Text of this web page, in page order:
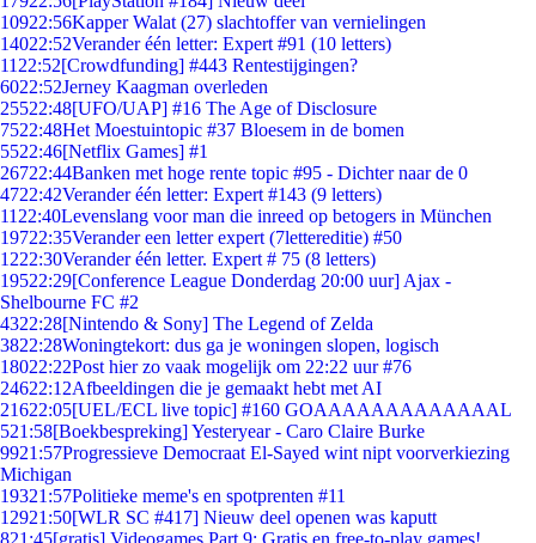
10922:56Kapper Walat (27) slachtoffer van vernielingen
14022:52Verander één letter: Expert #91 (10 letters)
11 22:52[Crowdfunding] #443 Rentestijgingen?
6022:52Jerney Kaagman overleden
25522:48[UFO/UAP] #16 The Age of Disclosure
7522:48Het Moestuintopic #37 Bloesem in de bomen
5522:46[Netflix Games] #1
26722:44Banken met hoge rente topic #95 - Dichter naar de 0
4722:42Verander één letter: Expert #143 (9 letters)
11 22:40Levenslang voor man die inreed op betogers in München
19722:35Verander een letter expert (7lettereditie) #50
1222:30Verander één letter. Expert # 75 (8 letters)
19522:29[Conference League Donderdag 20:00 uur] Ajax -
Shelbourne FC #2
4322:28[Nintendo & Sony] The Legend of Zelda
3822:28Woningtekort: dus ga je woningen slopen, logisch
18022:22Post hier zo vaak mogelijk om 22:22 uur #76
24622:12Afbeeldingen die je gemaakt hebt met AI
21622:05[UEL/ECL live topic] #160 GOAAAAAAAAAAAAAL
521:58[Boekbespreking] Yesteryear - Caro Claire Burke
9921:57Progressieve Democraat El-Sayed wint nipt voorverkiezing
Michigan
19321:57Politieke meme's en spotprenten #11
12921:50[WLR SC #417] Nieuw deel openen was kaputt
821:45[gratis] Videogames Part 9: Gratis en free-to-play games!